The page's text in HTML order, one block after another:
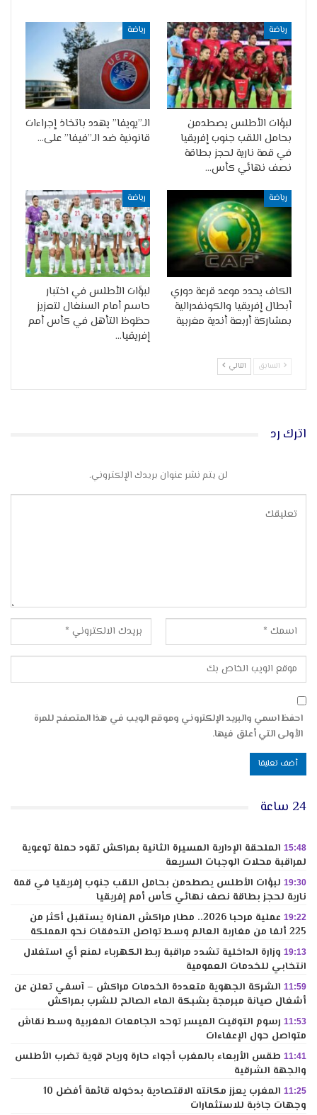
رياضة
لبؤات الأطلس يصطدمن
بحامل اللقب جنوب إفريقيا
في قمة نارية لحجز بطاقة
نصف نهائي كأس…
رياضة
الـ”يويفا” يهدد باتخاذ إجراءات
قانونية ضد الـ”فيفا” على…
رياضة
الكاف يحدد موعد قرعة دوري
أبطال إفريقيا والكونفدرالية
بمشاركة أربعة أندية مغربية
رياضة
لبؤات الأطلس في اختبار
حاسم أمام السنغال لتعزيز
حظوظ التأهل في كأس أمم
إفريقيا…
السابق التالي
اترك رد
لن يتم نشر عنوان بريدك الإلكتروني.
احفظ اسمي والبريد الإلكتروني وموقع الويب في هذا المتصفح للمرة
الأولى التي أعلق فيها.
24 ساعة
15:48 الملحقة الإدارية المسيرة الثانية بمراكش تقود حملة توعوية
لمراقبة محلات الوجبات السريعة
19:30 لبؤات الأطلس يصطدمن بحامل اللقب جنوب إفريقيا في قمة
نارية لحجز بطاقة نصف نهائي كأس أمم إفريقيا
19:22
عملية مرحبا 2026.. مطار مراكش المنارة يستقبل أكثر من
225 ألفا من مغاربة العالم وسط تواصل التدفقات نحو المملكة
19:13 وزارة الداخلية تشدد مراقبة ربط الكهرباء لمنع أي استغلال
انتخابي للخدمات العمومية
11:59 الشركة الجهوية متعددة الخدمات مراكش – آسفي تعلن عن
أشغال صيانة مبرمجة بشبكة الماء الصالح للشرب بمراكش
11:53 رسوم التوقيت الميسر توحد الجامعات المغربية وسط نقاش
متواصل حول الإعفاءات
11:41 طقس الأربعاء بالمغرب أجواء حارة ورياح قوية تضرب الأطلس
والجهة الشرقية
11:25
المغرب يعزز مكانته الاقتصادية بدخوله قائمة أفضل 10
وجهات جاذبة للاستثمارات